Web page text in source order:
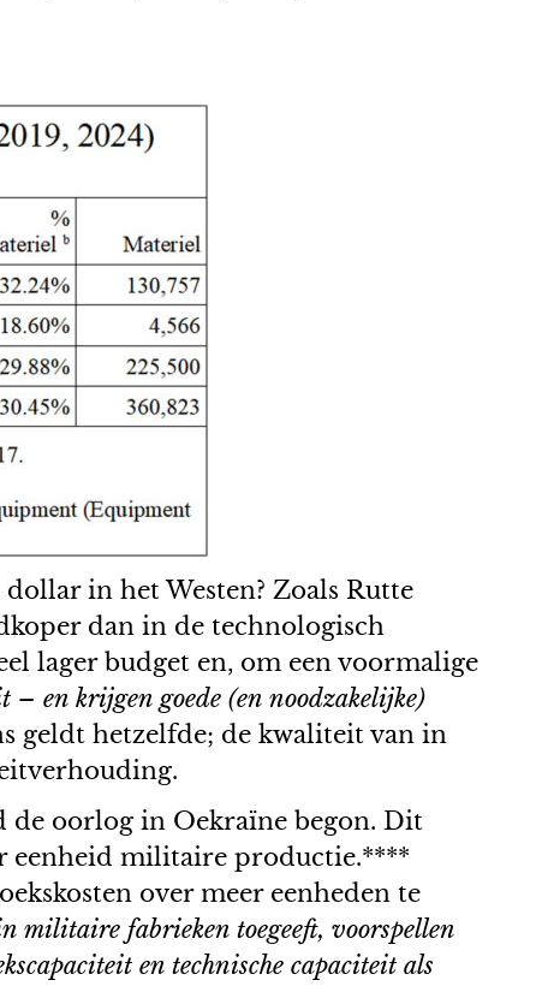
in het Westen? Zoals Rutte
dan in de technologisch
lager budget en, om een voormalige
en krijgen goede (en noodzakelijke)
geldt hetzelfde; de kwaliteit van in
de oorlog in Oekraïne begon. Dit
eenheid militaire productie.****
over meer eenheden te
militaire fabrieken toegeeft, voorspellen
en technische capaciteit als